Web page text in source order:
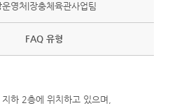
영처|장충체육관사업팀
FAQ 유형
지하 2층에 위치하고 있으며,